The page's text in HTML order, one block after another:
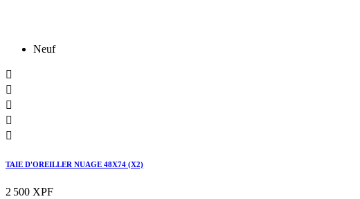
Neuf





TAIE D'OREILLER NUAGE 48X74 (X2)
2 500 XPF